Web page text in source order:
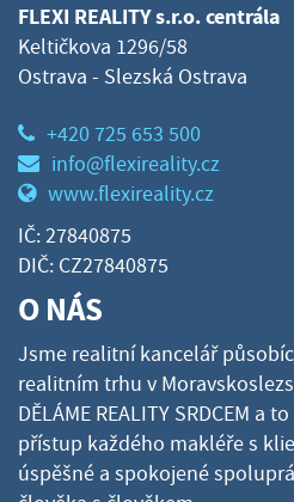
FLEXI REALITY s.r.o. centrála
Keltičkova 1296/58
Ostrava - Slezská Ostrava
+420 725 653 500
info@flexireality.cz
www.flexireality.cz
IČ: 27840875
DIČ: CZ27840875
O NÁS
Jsme realitní kancelář
realitním trhu v
DĚLÁME REALITY SRDCEM a
přístup každého makléře s
úspěšné a spokojené